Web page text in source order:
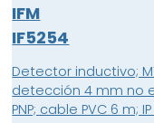
IFM
IF5254
Detector inductivo;
detección 4 mm no
PNP; cable PVC 6